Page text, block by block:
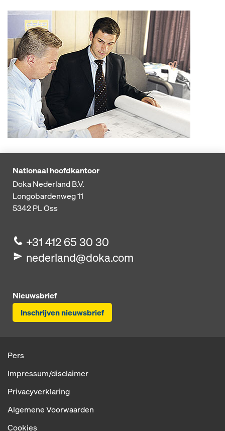
Nationaal hoofdkantoor
Doka Nederland B.V.
Longobardenweg 11
5342 PLOss
+31 412 65 30 30
nederland@doka.com
Nieuwsbrief
Inschrijven nieuwsbrief
Pers
Impressum/disclaimer
Privacyverklaring
Algemene Voorwaarden
Cookies